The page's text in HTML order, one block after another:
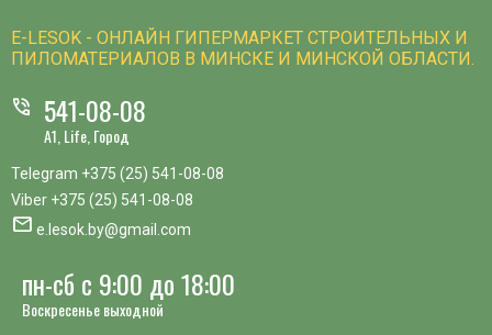
E-LESOK - ОНЛАЙН ГИПЕРМАРКЕТ СТРОИТЕЛЬНЫХ И
ПИЛОМАТЕРИАЛОВ В МИНСКЕ И МИНСКОЙ ОБЛАСТИ.
phone_in_talk 541-08-08
A1, Life, Город
Telegram +375 (25) 541-08-08
Viber +375 (25) 541-08-08
mail e.lesok.by@gmail.com
пн-сб с 9:00 до 18:00
Воскресенье выходной